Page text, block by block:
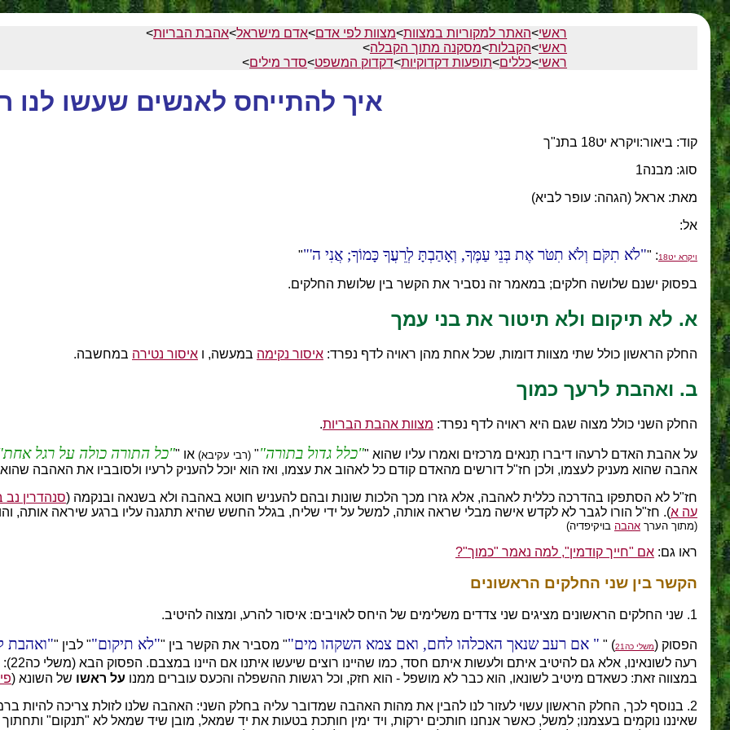
ראשי>האתר למקוריות במצוות>מצוות לפי אדם>אדם מישראל>אהבת הבריות>
ראשי>הקבלות>מסקנה מתוך הקבלה>
ראשי>כללים>תופעות דקדוקיות>דקדוק המשפט>סדר מילים>
איך להתייחס לאנשים שעשו לנו
קוד: ביאור:ויקרא יט18 בתנ"ך
סוג: מבנה1
מאת: אראל (הגהה: עופר לביא)
אל:
ויקרא יט18 : " לֹא תִקֹּם וְלֹא תִטֹּר אֶת בְּנֵי עַמֶּךָ, וְאָהַבְתָּ לְרֵעֲךָ כָּמוֹךָ; אֲנִי ה' "
בפסוק ישנם שלושה חלקים; במאמר זה נסביר את הקשר בין שלושת החלקים.
א. לא תיקום ולא תיטור את בני עמך
החלק הראשון כולל שתי מצוות דומות, שכל אחת מהן ראויה לדף נפרד: איסור נקימה במעשה, ו איסור נטירה במחשבה.
ב. ואהבת לרעך כמוך
החלק השני כולל מצוה שגם היא ראויה לדף נפרד: מצוות אהבת הבריות.
על אהבת האדם לרעהו דיברו תָנאים מרכזים ואמרו עליו שהוא " כלל גדול בתורה " (רבי עקיבא) או " כל התורה כולה על רגל אחת
אהבה שהוא מעניק לעצמו, ולכן חז"ל דורשים מהאדם קודם כל לאהוב את עצמו, ואז הוא יוכל להעניק לרעיו ולסובביו את האהבה
חז"ל לא הסתפקו בהדרכה כללית לאהבה, אלא גזרו מכך הלכות שונות ובהם להעניש חוטא באהבה ולא בשנאה ובנקמה (סנהדרין נב
עה א). חז"ל הורו לגבר לא לקדש אישה מבלי שראה אותה, למשל על ידי שליח, בגלל החשש שהיא תתגנה עליו ברגע שיראה אותה,
(מתוך הערך אהבה בויקיפדיה)
ראו גם: אם "חייך קודמין", למה נאמר "כמוך"?
הקשר בין שני החלקים הראשונים
1. שני החלקים הראשונים מציגים שני צדדים משלימים של היחס לאויבים: איסור להרע, ומצוה להיטיב.
הפסוק (משלי כה21 ) " אם רעב שנאך האכלהו לחם, ואם צמא השקהו מים " מסביר את הקשר בין " לא תיקום " לבין " ואהבת
רעה לשונאינו, אלא גם להיטיב איתם ולעשות איתם חסד, כמו שהיינו רוצים שיעשו איתנו אם היינו במצבם. הפסוק הבא (משלי כה22): "
במצווה זאת: כשאדם מיטיב לשונאו, הוא כבר לא מושפל - הוא חזק, וכל רגשות ההשפלה והכעס עוברים ממנו על ראשו של השונא (
2. בנוסף לכך, החלק הראשון עשוי לעזור לנו להבין את מהות האהבה שמדובר עליה בחלק השני: האהבה שלנו לזולת צריכה להיות
שאיננו נוקמים בעצמנו; למשל, כאשר אנחנו חותכים ירקות, ויד ימין חותכת בטעות את יד שמאל, מובן שיד שמאל לא "תנקום"